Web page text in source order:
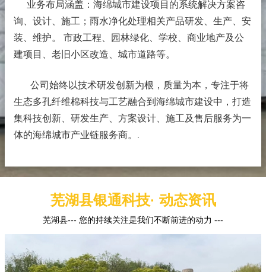
业务布局涵盖：海绵城市建设项目的系统解决方案咨
询、设计、施工；雨水净化处理相关产品研发、生产、安
装、维护。 市政工程、园林绿化、学校、商业地产及公
建项目、老旧小区改造、城市道路等。
公司始终以技术研发创新为根，质量为本，专注于将
生态多孔纤维棉科技与工艺融合到海绵城市建设中，打造
集科技创新、研发生产、方案设计、施工及售后服务为一
体的海绵城市产业链服务商。
芜湖县银通科技· 动态资讯
芜湖县--- 您的持续关注是我们不断前进的动力 ---